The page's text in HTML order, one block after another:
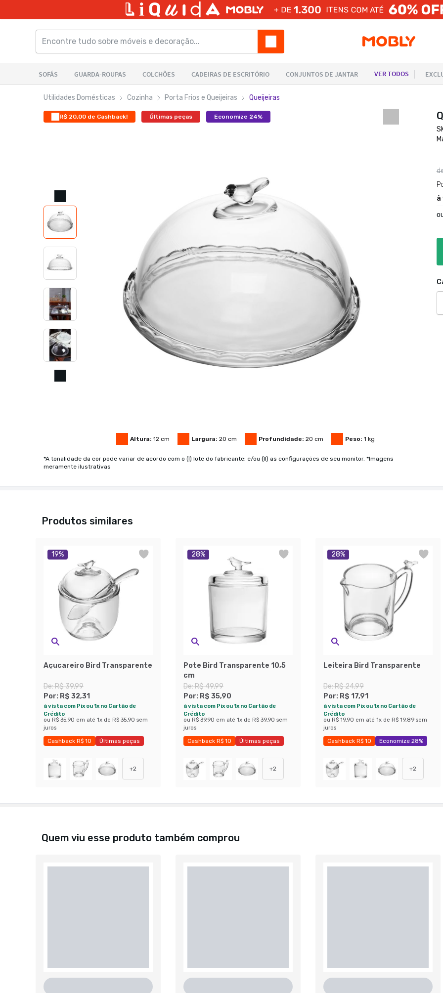
Utilidades Domésticas Cozinha Porta Frios e Queijeiras Queijeiras
R$ 20,00 de Cashback! Últimas peças Economize 24%
Altura: 12 cm Largura: 20 cm Profundidade: 20 cm Peso: 1 kg
*A tonalidade da cor pode variar de acordo com o (I) lote do fabricante; e/ou (II) as configurações de seu monitor. *Imagens
meramente ilustrativas
à
Produtos similares
19%
Açucareiro Bird Transparente
De:R$ 39,99
Por: R$ 32,31
à vista com Pix ou 1x no Cartão de
Crédito
ou R$ 35,90 em até 1x de R$ 35,90 sem
juros
Cashback R$ 10
Últimas peças
+2
28%
Pote Bird Transparente 10,5
cm
De:R$ 49,99
Por: R$ 35,90
à vista com Pix ou 1x no Cartão de
Crédito
ou R$ 39,90 em até 1x de R$ 39,90 sem
juros
Cashback R$ 10
Últimas peças
+2
28%
Leiteira Bird Transparente
De:R$ 24,99
Por: R$ 17,91
à vista com Pix ou 1x no Cartão de
Crédito
ou R$ 19,90 em até 1x de R$ 19,89 sem
juros
Cashback R$ 10 Economize 28%
+2
Quem viu esse produto também comprou